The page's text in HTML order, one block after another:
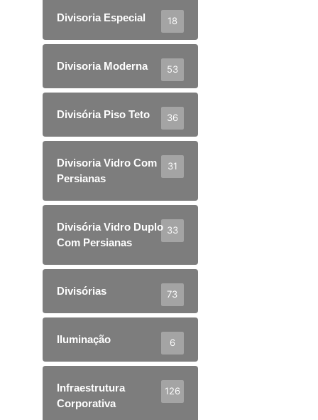
Divisoria Especial 18
Divisoria Moderna 53
Divisória Piso Teto 36
Divisoria Vidro Com
Persianas
31
Divisória Vidro Duplo
Com Persianas
33
Divisórias 73
Iluminação 6
Infraestrutura
Corporativa
126